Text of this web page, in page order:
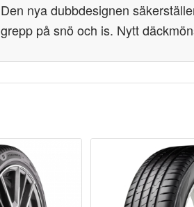
Den nya dubbdesignen
grepp på snö och is. Nytt